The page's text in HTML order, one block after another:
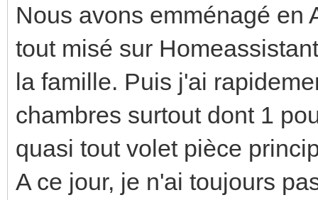
Nous avons emménagé en
tout misé sur
la famille. Puis j'ai
chambres surtout dont 1
quasi tout volet pièce
A ce jour, je n'ai toujours